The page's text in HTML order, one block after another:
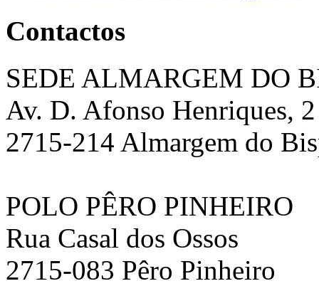
Contactos
SEDE ALMARGEM DO
Av. D. Afonso Henriques, 2
2715-214 Almargem do
POLO PÊRO PINHEIRO
Rua Casal dos Ossos
2715-083 Pêro Pinheiro